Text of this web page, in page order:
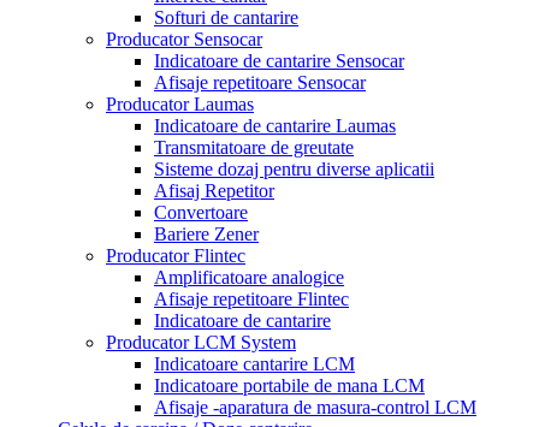
Softuri de cantarire
Producator Sensocar
Indicatoare de cantarire Sensocar
Afisaje repetitoare Sensocar
Producator Laumas
Indicatoare de cantarire Laumas
Transmitatoare de greutate
Sisteme dozaj pentru diverse aplicatii
Afisaj Repetitor
Convertoare
Bariere Zener
Producator Flintec
Amplificatoare analogice
Afisaje repetitoare Flintec
Indicatoare de cantarire
Producator LCM System
Indicatoare cantarire LCM
Indicatoare portabile de mana LCM
Afisaje -aparatura de masura-control LCM